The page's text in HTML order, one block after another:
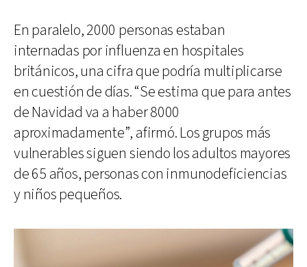
En paralelo, 2000 personas estaban
internadas por influenza en hospitales
británicos, una cifra que podría multiplicarse
en cuestión de días. “Se estima que para antes
de Navidad va a haber 8000
aproximadamente”, afirmó. Los grupos más
vulnerables siguen siendo los adultos mayores
de 65 años, personas con inmunodeficiencias
y niños pequeños.